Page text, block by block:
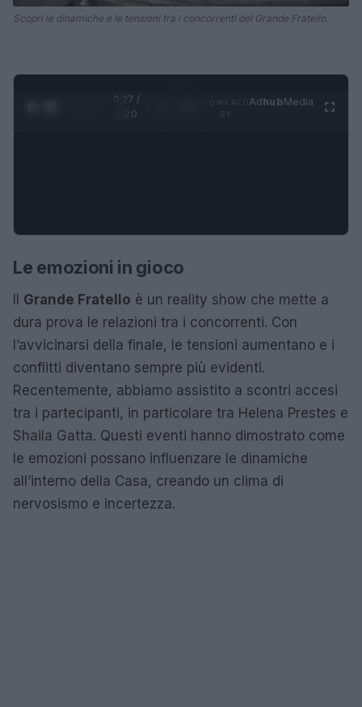
Scopri le dinamiche e le tensioni tra i concorrenti del Grande Fratello.
0:28 /
1:20
AdhubMedia
Le emozioni in gioco
Il Grande Fratello è un reality show che mette a
dura prova le relazioni tra i concorrenti. Con
l’avvicinarsi della finale, le tensioni aumentano e i
conflitti diventano sempre più evidenti.
Recentemente, abbiamo assistito a scontri accesi
tra i partecipanti, in particolare tra Helena Prestes e
Shaila Gatta. Questi eventi hanno dimostrato come
le emozioni possano influenzare le dinamiche
all’interno della Casa, creando un clima di
nervosismo e incertezza.